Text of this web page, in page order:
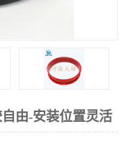
由-安装位置灵活
器